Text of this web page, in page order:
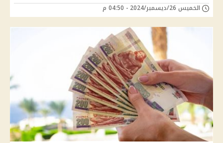
الخميس 26/ديسمبر/2024 - 04:50 م